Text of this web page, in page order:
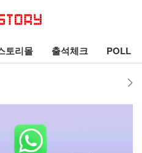
토리몰 출석체크 POLL